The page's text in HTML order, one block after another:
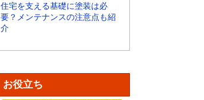
住宅を支える基礎に塗装は必
要？メンテナンスの注意点も紹
介
お役立ち